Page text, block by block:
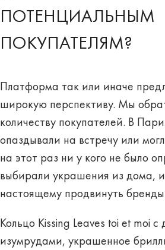
ПОТЕНЦИАЛЬНЫМ
ПОКУПАТЕЛЯМ?
Платформа так или иначе
широкую перспективу. Мы
количеству покупателей. В
опаздывали на встречу или
на этот раз ни у кого не было
выбирали украшения из дома,
настоящему продвинуть
Кольцо Kissing Leaves toi et moi
изумрудами, украшенное